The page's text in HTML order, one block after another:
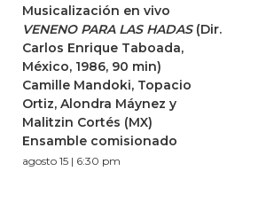
Musicalización en vivo
VENENO PARA LAS HADAS(Dir.
Carlos Enrique Taboada,
México, 1986, 90 min)
Camille Mandoki, Topacio
Ortiz, Alondra Máynez y
Malitzin Cortés (MX)
Ensamble comisionado
agosto 15 | 6:30 pm